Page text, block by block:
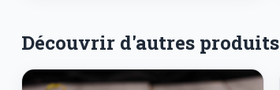
Découvrir d'autres produits